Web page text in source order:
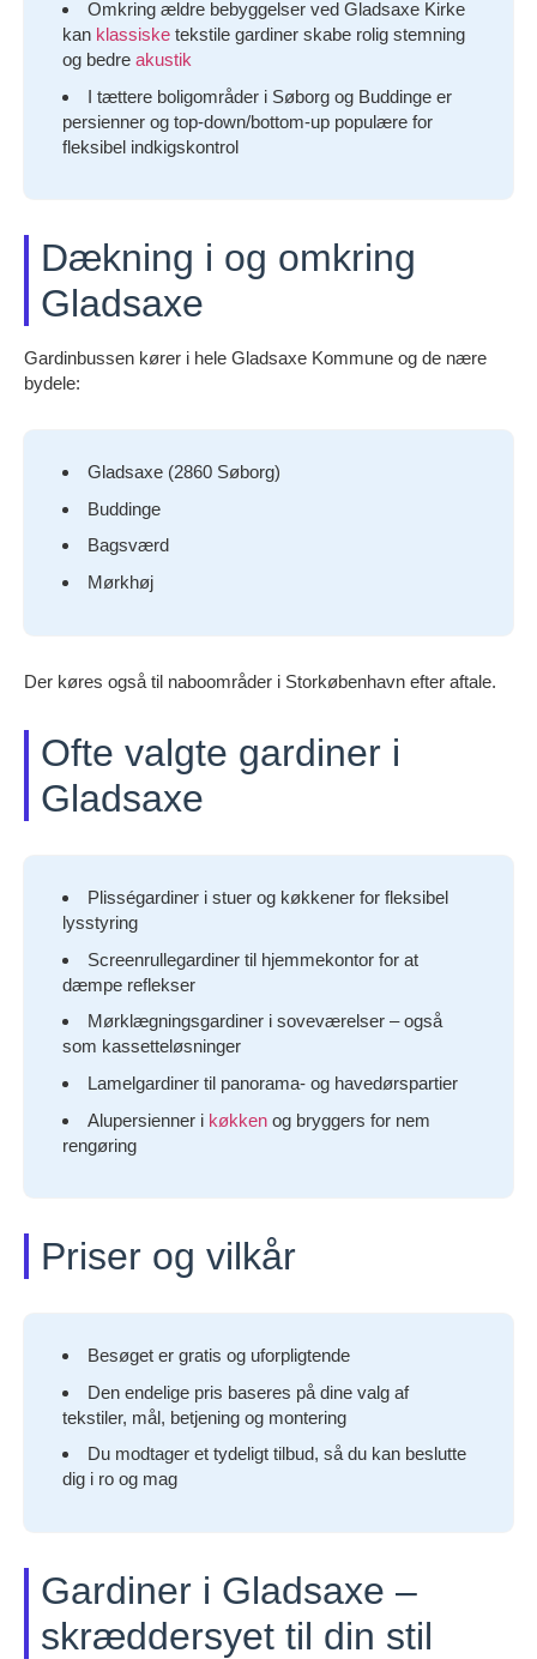
Omkring ældre bebyggelser ved Gladsaxe Kirke
kan klassiske tekstile gardiner skabe rolig stemning
og bedre akustik
I tættere boligområder i Søborg og Buddinge er
persienner og top-down/bottom-up populære for
fleksibel indkigskontrol
Dækning i og omkring
Gladsaxe
Gardinbussen kører i hele Gladsaxe Kommune og de nære
bydele:
Gladsaxe (2860 Søborg)
Buddinge
Bagsværd
Mørkhøj
Der køres også til naboområder i Storkøbenhavn efter aftale.
Ofte valgte gardiner i
Gladsaxe
Plisségardiner i stuer og køkkener for fleksibel
lysstyring
Screenrullegardiner til hjemmekontor for at
dæmpe reflekser
Mørklægningsgardiner i soveværelser – også
som kassetteløsninger
Lamelgardiner til panorama- og havedørspartier
Alupersienner i køkken og bryggers for nem
rengøring
Priser og vilkår
Besøget er gratis og uforpligtende
Den endelige pris baseres på dine valg af
tekstiler, mål, betjening og montering
Du modtager et tydeligt tilbud, så du kan beslutte
dig i ro og mag
Gardiner i Gladsaxe –
skræddersyet til din stil